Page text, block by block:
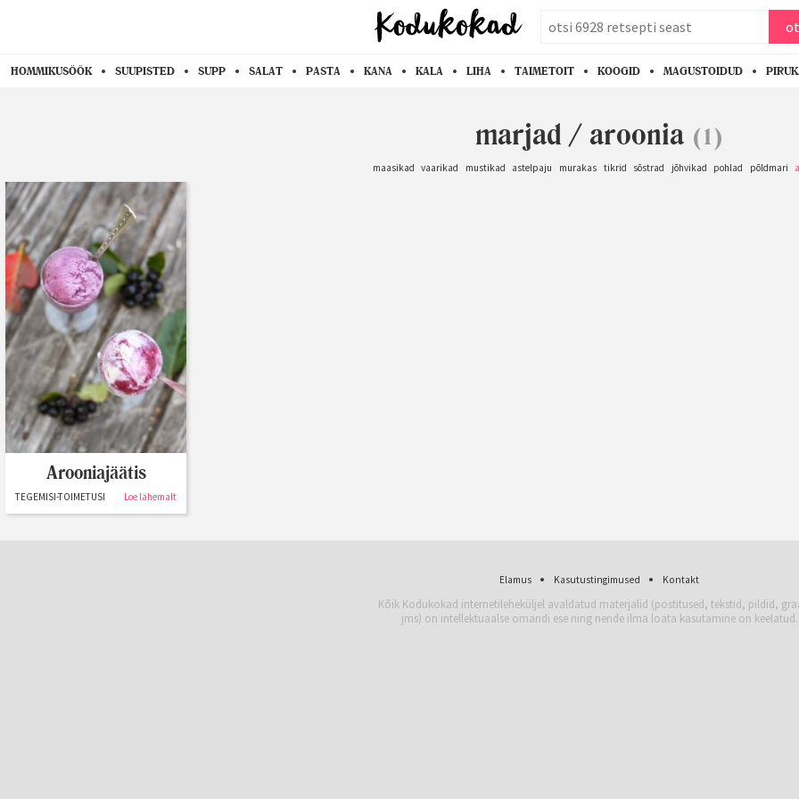
HOMMIKUSÖÖK SUUPISTED SUPP SALAT PASTA KANA KALA LIHA TAIMETOIT KOOGID MAGUSTOIDUD
marjad / aroonia (1)
maasikad vaarikad mustikad astelpaju murakas tikrid sõstrad jõhvikad pohlad põldmari
Arooniajäätis
TEGEMISI-TOIMETUSI Loe lähemalt
Elamus Kasutustingimused Kontakt
Kõik Kodukokad internetileheküljel avaldatud materjalid (postitused, tekstid, pildid,
jms) on intellektuaalse omandi ese ning nende ilma loata kasutamine on keelatud.